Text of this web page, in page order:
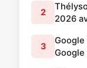
2
2026
3
Google